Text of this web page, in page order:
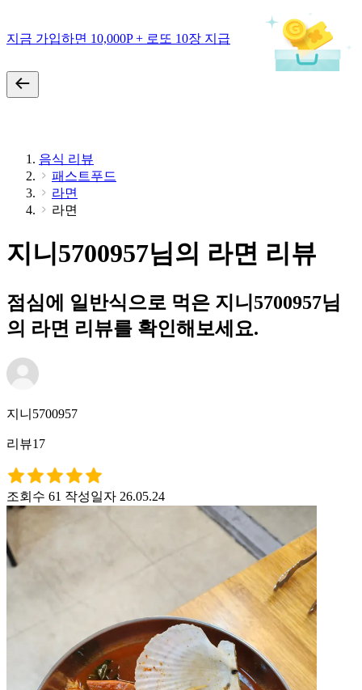
지금 가입하면 10,000P + 로또 10장 지급
음식 리뷰
패스트푸드
라면
라면
지니5700957님의 라면 리뷰
점심에 일반식으로 먹은 지니5700957님
의 라면 리뷰를 확인해보세요.
지니5700957
리뷰17
조회수 61 작성일자 26.05.24